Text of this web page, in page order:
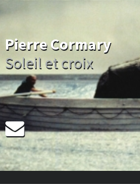
Pierre Cormary
Soleil et croix